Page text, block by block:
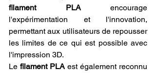
filament PLA encourage
l'expérimentation et l'innovation,
permettant aux utilisateurs de repousser
les limites de ce qui est possible avec
l'impression 3D.
Le filament PLA est également reconnu